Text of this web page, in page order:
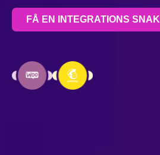
FÅ EN INTEGRATIONS SNAK